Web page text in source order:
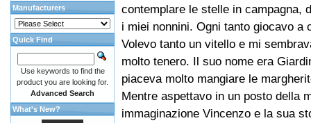
contemplare le stelle in campagna,
i miei nonnini. Ogni tanto giocavo a
Volevo tanto un vitello e mi
molto tenero. Il suo nome era
piaceva molto mangiare le
Mentre aspettavo in un posto della
immaginazione Vincenzo e la sua
Manufacturers
Quick Find
Use keywords to find the
product you are looking for.
Advanced Search
What's New?